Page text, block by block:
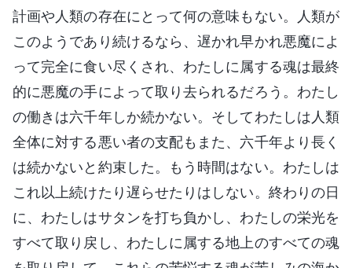
計画や人類の存在にとって何の意味もない。人類が
このようであり続けるなら、遅かれ早かれ悪魔によ
って完全に食い尽くされ、わたしに属する魂は最終
的に悪魔の手によって取り去られるだろう。わたし
の働きは六千年しか続かない。そしてわたしは人類
全体に対する悪い者の支配もまた、六千年より長く
は続かないと約束した。もう時間はない。わたしは
これ以上続けたり遅らせたりはしない。終わりの日
に、わたしはサタンを打ち負かし、わたしの栄光を
すべて取り戻し、わたしに属する地上のすべての魂